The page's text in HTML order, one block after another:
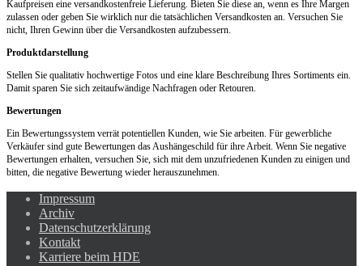
Kaufpreisen eine versandkostenfreie Lieferung. Bieten Sie diese an, wenn es Ihre Margen
zulassen oder geben Sie wirklich nur die tatsächlichen Versandkosten an. Versuchen Sie
nicht, Ihren Gewinn über die Versandkosten aufzubessern.
Produktdarstellung
Stellen Sie qualitativ hochwertige Fotos und eine klare Beschreibung Ihres Sortiments ein.
Damit sparen Sie sich zeitaufwändige Nachfragen oder Retouren.
Bewertungen
Ein Bewertungssystem verrät potentiellen Kunden, wie Sie arbeiten. Für gewerbliche
Verkäufer sind gute Bewertungen das Aushängeschild für ihre Arbeit. Wenn Sie negative
Bewertungen erhalten, versuchen Sie, sich mit dem unzufriedenen Kunden zu einigen und
bitten, die negative Bewertung wieder herauszunehmen.
Impressum
Archiv
Datenschutzerklärung
Kontakt
Karriere beim HDE